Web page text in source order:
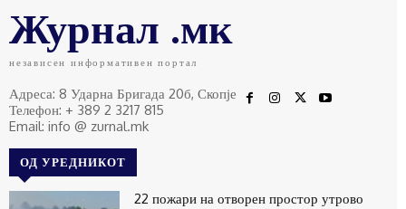
Журнал .мк
независен информативен портал
Адреса: 8 Ударна Бригада 20б, Скопје
Телефон: + 389 2 3217 815
Email: info @ zurnal.mk
ОД УРЕДНИКОТ
22 пожари на отворен простор утрово